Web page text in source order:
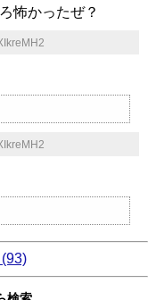
怖かったぜ？